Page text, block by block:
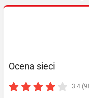
Ocena sieci
3.4